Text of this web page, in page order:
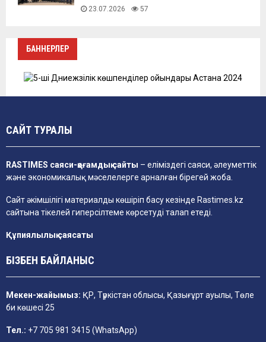
23.07.2026 57
БАННЕРЛЕР
САЙТ ТУРАЛЫ
RASTIMES саяси-қоғамдық сайты – еліміздегі саяси, әлеуметтік
және экономикалық мәселелерге арналған бірегей жоба.
Сайт әкімшілігі материалды көшіріп басу кезінде Rastimes.kz
сайтына тікелей гиперсілтеме көрсетуді талап етеді.
Құпиялылық саясаты
БІЗБЕН БАЙЛАНЫС
Мекен-жайымыз: ҚР, Түркістан облысы, Қазығұрт ауылы, Төле
би көшесі 25
Тел.: +7 705 981 3415 (WhatsApp)